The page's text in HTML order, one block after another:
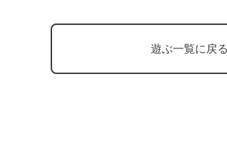
遊ぶ一覧に戻